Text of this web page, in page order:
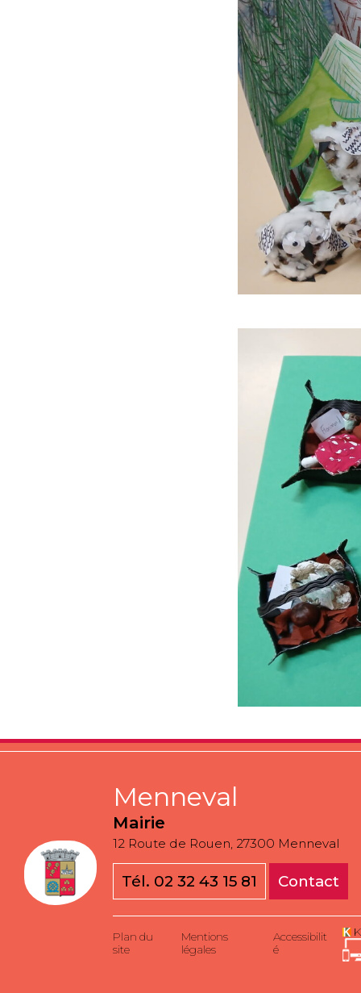
Menneval
Mairie
12 Route de Rouen, 27300 Menneval
Tél. 02 32 43 15 81 Contact
Plan du
site
Mentions
légales
Accessibilit
é